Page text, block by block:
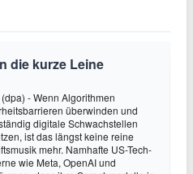
die kurze Leine
- Wenn Algorithmen
überwinden und
digitale Schwachstellen
ist das längst keine reine
mehr. Namhafte US-Tech-
wie Meta, OpenAI und